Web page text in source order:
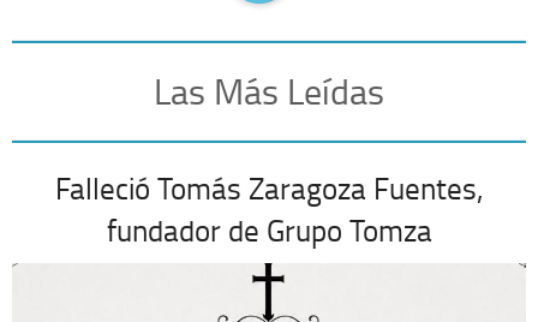
Las Más Leídas
Falleció Tomás Zaragoza Fuentes,
fundador de Grupo Tomza